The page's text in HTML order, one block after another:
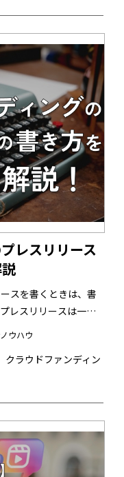
は、ぜひご参考にし
レスリリース
スを書くときは、書
レスリリースは一般
ィアのユーザー層に
配信は、クラウドフ
す。
トフォームも解説す
ウハウ
クラウドファンディン